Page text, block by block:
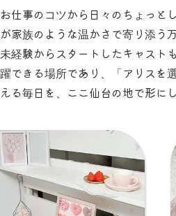
お仕事のコツから日々のちょっと
が家族のような温かさで寄り添う
未経験からスタートしたキャスト
躍できる場所であり、「アリスを
える毎日を、ここ仙台の地で形に